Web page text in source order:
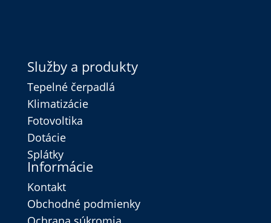
Služby a produkty
Tepelné čerpadlá
Klimatizácie
Fotovoltika
Dotácie
Splátky
Informácie
Kontakt
Obchodné podmienky